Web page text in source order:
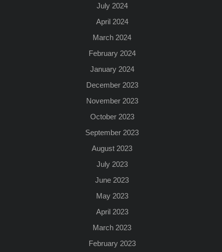
July 2024
April 2024
March 2024
February 2024
January 2024
December 2023
November 2023
October 2023
September 2023
August 2023
July 2023
June 2023
May 2023
April 2023
March 2023
February 2023